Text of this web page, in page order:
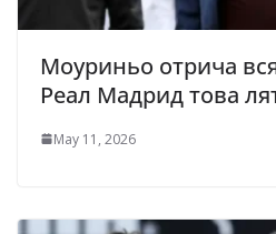
Моуриньо отрича
Реал Мадрид това
May 11, 2026